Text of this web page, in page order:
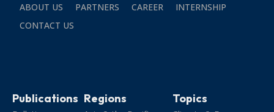
ABOUT US PARTNERS CAREER
INTERNSHIP
CONTACT US
Publications Regions Topics